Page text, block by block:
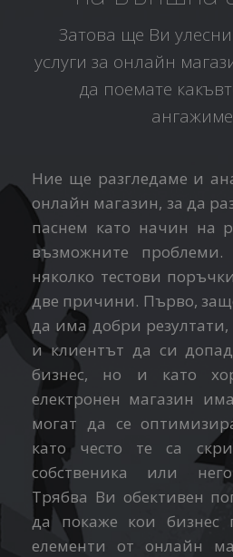
Затова ще Ви
услуги за онлайн
да поемате
Ние ще разгледаме и
онлайн магазин, за да
паснем като начин на
възможните
няколко тестови
две причини. Първо,
да има добри резултати,
и клиентът да си
бизнес, но и като
електронен магазин
могат да се
като често те са
собственика или
Трябва Ви обективен
да покаже кои бизнес
елементи от онлайн